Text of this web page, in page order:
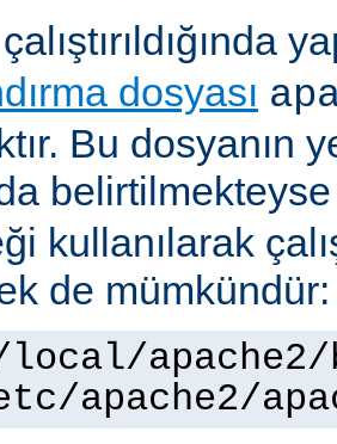
çalıştırıldığında
dosyası
Bu dosyanın
kullanılarak
de mümkündür:
apache2/